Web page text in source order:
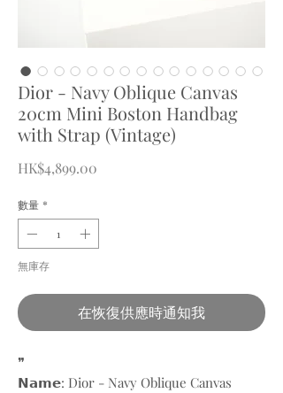
Dior - Navy Oblique Canvas
20cm Mini Boston Handbag
with Strap (Vintage)
HK$4,899.00
數量 *
無庫存
在恢復供應時通知我
❞
𝗡𝗮𝗺𝗲: Dior - Navy Oblique Canvas